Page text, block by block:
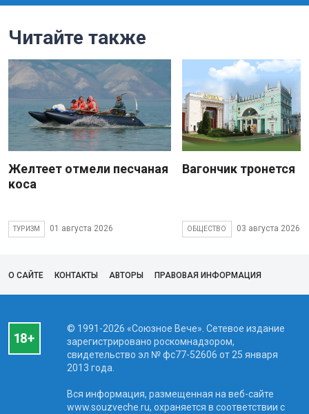
Читайте также
Желтеет отмели песчаная
коса
ТУРИЗМ 01 августа 2026
Вагончик тронется
ОБЩЕСТВО 03 августа 2026
О САЙТЕ КОНТАКТЫ АВТОРЫ ПРАВОВАЯ ИНФОРМАЦИЯ
© 1991-2026 «Союзное Вече». Сетевое издание
зарегистрировано роскомнадзором,
свидетельство эл № фc77-52606 от 25 января
2013 года.
Вся информация, размещенная на веб-сайте
www.souzveche.ru, охраняется в соответствии с